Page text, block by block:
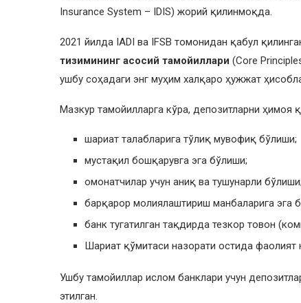
Insurance System – IDIS) жорий қилинмоқда.
2021 йилда IADI ва IFSB томонидан қабул
тизимининг асосий тамойиллари (Core
ушбу соҳадаги энг муҳим халқаро ҳужжат
Мазкур тамойилларга кўра, депозитларни ҳимоя
шариат талабларига тўлиқ мувофиқ бўлиши;
мустақил бошқарувга эга бўлиши;
омонатчилар учун аниқ ва тушунарли бўлиши;
барқарор молиялаштириш манбаларига эга
банк тугатилган тақдирда тезкор товон
Шариат қўмитаси назорати остида
Ушбу тамойиллар ислом банклари учун
этилган.